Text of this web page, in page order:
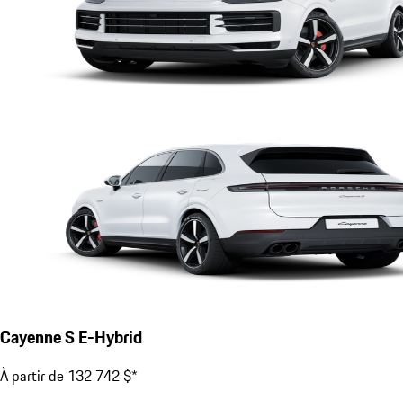
Cayenne S E-Hybrid
À partir de 132 742 $*